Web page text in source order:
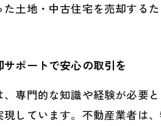
土地・中古住宅を売却する
ポートで安心の取引を
専門的な知識や経験が必要
現しています。不動産業者は